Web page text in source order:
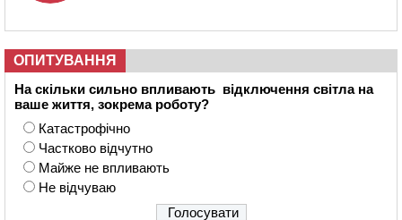
ОПИТУВАННЯ
На скільки сильно впливають відключення світла на
ваше життя, зокрема роботу?
Катастрофічно
Частково відчутно
Майже не впливають
Не відчуваю